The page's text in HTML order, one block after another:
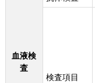
血液検
査
検査項目